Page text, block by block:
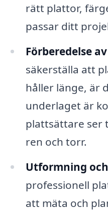
rätt plattor,
passar ditt
Förberedelse
säkerställa att
håller länge, är
underlaget är
plattsättare ser
ren och torr.
Utformning
professionell
att mäta och